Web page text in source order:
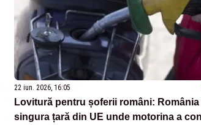
22 iun. 2026, 16:05
Lovitură pentru șoferii români: România
singura țară din UE unde motorina a